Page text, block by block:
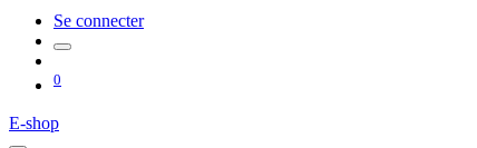
Se connecter
0
E-shop